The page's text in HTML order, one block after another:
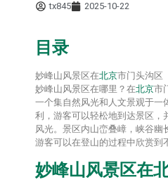
tx845 2025-10-22
目录
妙峰山风景区在北京市门头沟区
妙峰山风景区在哪里？在北京市
一个集自然风光和人文景观于一
利，游客可以轻松地到达景区，
风光。景区内山峦叠嶂，峡谷幽
游客可以在登山的过程中欣赏到
妙峰山风景区在